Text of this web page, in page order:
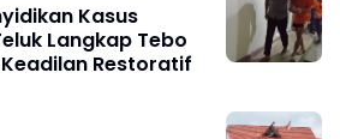
Kasus
Langkap Tebo
Restoratif